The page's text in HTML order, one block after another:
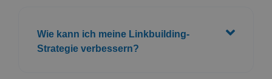
Wie kann ich meine Linkbuilding-
Strategie verbessern?